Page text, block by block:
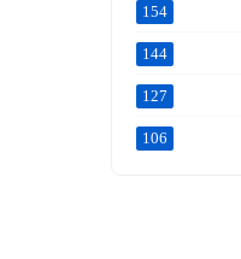
154
144
127
106